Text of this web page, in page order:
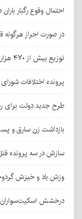
احتمال وقوع رگبار
در صورت احراز
توزیع بیش از ۴۷۰ هزار لیتر آب میان عزاداران جامانده اربعین در کرمان
پرونده اختلافات
طرح جدید دولت برای
بازداشت زن سارق و پسر ۱۲ ساله‌اش در
سازش در سه پرونده
وزش باد و خیزش
درخشش